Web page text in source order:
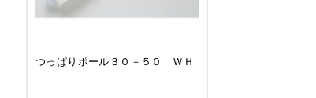
つっぱりポール３０－５０ ＷＨ